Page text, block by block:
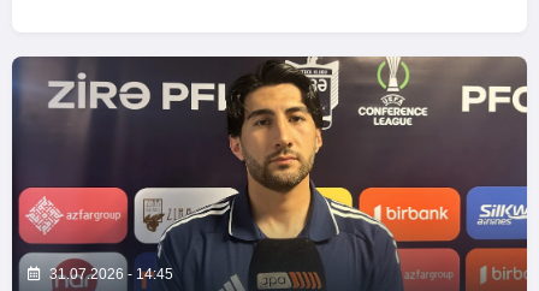
31.07.2026 - 14:45